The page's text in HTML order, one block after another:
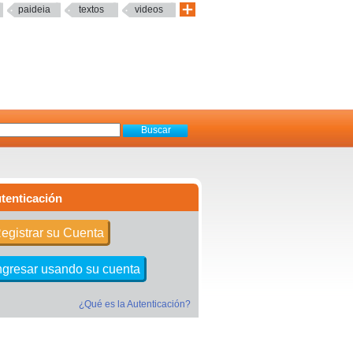
paideia textos videos
su Cuenta
usando su cuenta
¿Qué es la Autenticación?